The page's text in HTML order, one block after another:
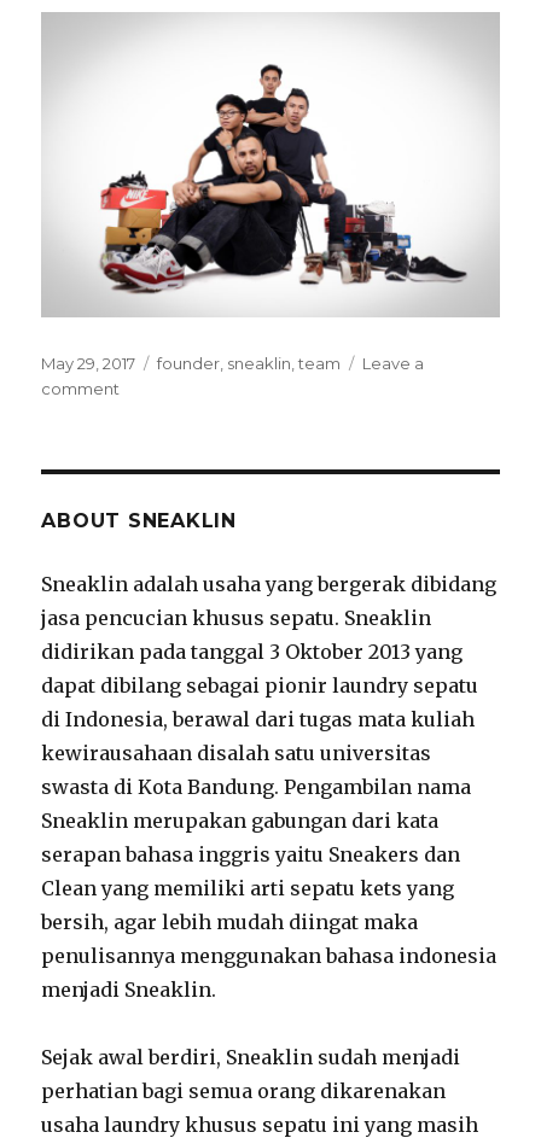
Posted
on
May 29, 2017 Tags
founder sneaklin ,team
Leave a
comment
ABOUT SNEAKLIN
Sneaklin adalah usaha yang bergerak dibidang
jasa pencucian khusus sepatu. Sneaklin
didirikan pada tanggal 3 Oktober 2013 yang
dapat dibilang sebagai pionir laundry sepatu
di Indonesia, berawal dari tugas mata kuliah
kewirausahaan disalah satu universitas
swasta di Kota Bandung. Pengambilan nama
Sneaklin merupakan gabungan dari kata
serapan bahasa inggris yaitu Sneakers dan
Clean yang memiliki arti sepatu kets yang
bersih, agar lebih mudah diingat maka
penulisannya menggunakan bahasa indonesia
menjadi Sneaklin.
Sejak awal berdiri, Sneaklin sudah menjadi
perhatian bagi semua orang dikarenakan
usaha laundry khusus sepatu ini yang masih